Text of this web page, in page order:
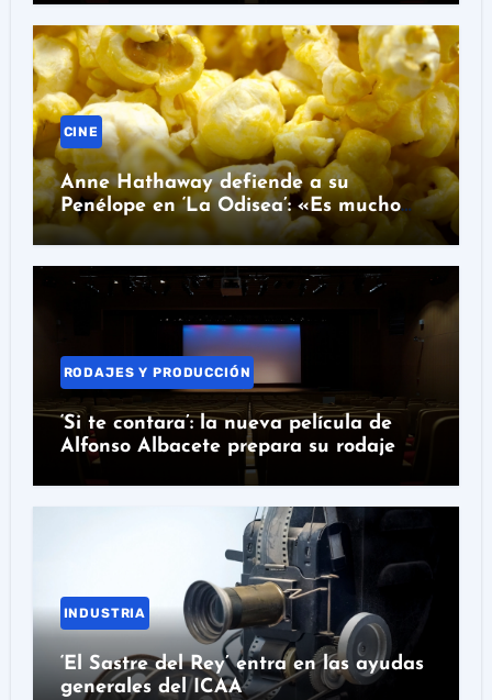
CINE
Anne Hathaway defiende a su
Penélope en ‘La Odisea’: «Es mucho
más que la esposa fiel»
RODAJES Y PRODUCCIÓN
‘Si te contara’: la nueva película de
Alfonso Albacete prepara su rodaje
INDUSTRIA
‘El Sastre del Rey’ entra en las ayudas
generales del ICAA